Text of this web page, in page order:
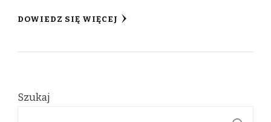
DOWIEDZ SIĘ WIĘCEJ
Szukaj